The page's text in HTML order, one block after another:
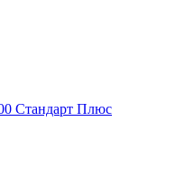
Стандарт Плюс